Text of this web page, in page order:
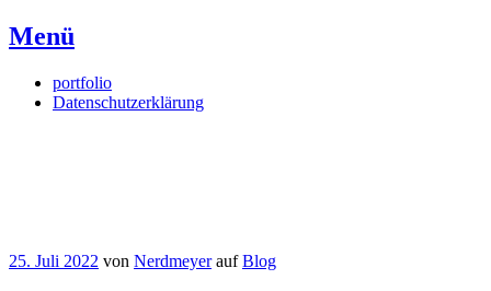
Menü
Springe
zum
portfolio
Datenschutzerklärung
25. Juli 2022 von NerdmeyeraufBlog